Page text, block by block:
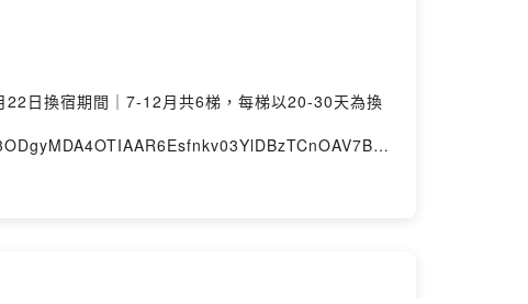
換宿期間｜7-12月共6梯，每梯以20-30天為換
追蹤下港女子的IG